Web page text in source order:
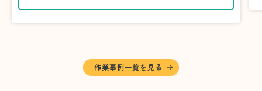
に仕分けしました。
A様から「手際よく進めてくれて助かりまし
作業事例一覧を見る